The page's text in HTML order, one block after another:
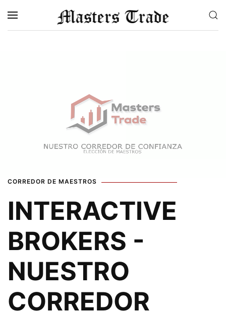
Skip to main content
CORREDOR DE MAESTROS
INTERACTIVE
BROKERS -
NUESTRO
CORREDOR